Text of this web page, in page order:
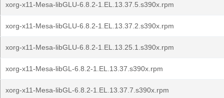
xorg-x11-Mesa-libGLU-6.8.2-1.EL.13.37.5.s390x.rpm
xorg-x11-Mesa-libGLU-6.8.2-1.EL.13.37.2.s390x.rpm
xorg-x11-Mesa-libGLU-6.8.2-1.EL.13.25.1.s390x.rpm
xorg-x11-Mesa-libGL-6.8.2-1.EL.13.37.s390x.rpm
xorg-x11-Mesa-libGL-6.8.2-1.EL.13.37.7.s390x.rpm